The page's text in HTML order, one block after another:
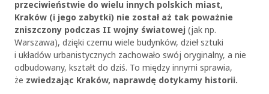
przeciwieństwie do wielu innych polskich miast,
Kraków (i jego zabytki) nie został aż tak poważnie
zniszczony podczas II wojny światowej (jak np.
Warszawa), dzięki czemu wiele budynków, dzieł sztuki
i układów urbanistycznych zachowało swój oryginalny, a nie
odbudowany, kształt do dziś. To między innymi sprawia,
że zwiedzając Kraków, naprawdę dotykamy historii.